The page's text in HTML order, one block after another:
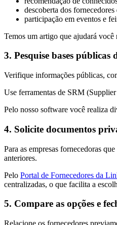
descoberta dos
participação em eventos e
Temos um artigo que ajudará você
3. Pesquise bases públicas
Verifique informações públicas,
Use ferramentas de SRM
Pelo nosso software você realiza
4. Solicite documentos
Para as empresas fornecedoras
anteriores.
Pelo Portal de Fornecedores da
centralizadas, o que facilita a
5. Compare as opções e
Relacione os fornecedores